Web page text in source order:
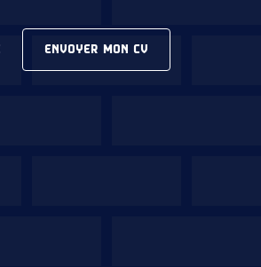
ENVOYER MON CV